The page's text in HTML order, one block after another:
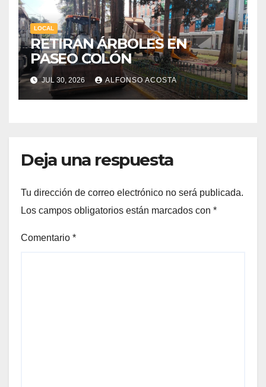
LOCAL
RETIRAN ÁRBOLES EN
PASEO COLÓN
JUL 30, 2026 ALFONSO ACOSTA
Deja una respuesta
Tu dirección de correo electrónico no será publicada.
Los campos obligatorios están marcados con *
Comentario *